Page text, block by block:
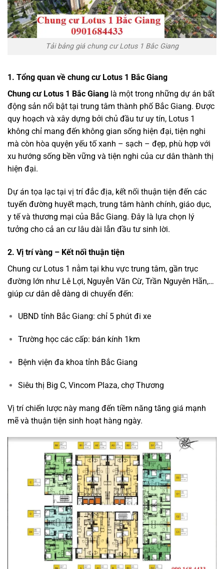
Tải bảng giá chung cư Lotus 1 Bắc Giang
1. Tổng quan về chung cư Lotus 1 Bắc Giang
Chung cư Lotus 1 Bắc Giang là một trong những dự án bất
động sản nổi bật tại trung tâm thành phố Bắc Giang. Được
quy hoạch và xây dựng bởi chủ đầu tư uy tín, Lotus 1
không chỉ mang đến không gian sống hiện đại, tiện nghi
mà còn hòa quyện yếu tố xanh – sạch – đẹp, phù hợp với
xu hướng sống bền vững và tiện nghi của cư dân thành thị
hiện đại.
Dự án tọa lạc tại vị trí đắc địa, kết nối thuận tiện đến các
tuyến đường huyết mạch, trung tâm hành chính, giáo dục,
y tế và thương mại của Bắc Giang. Đây là lựa chọn lý
tưởng cho cả an cư lâu dài lẫn đầu tư sinh lời.
2. Vị trí vàng – Kết nối thuận tiện
Chung cư Lotus 1 nằm tại khu vực trung tâm, gần trục
đường lớn như Lê Lợi, Nguyễn Văn Cừ, Trần Nguyên Hãn,…
giúp cư dân dễ dàng di chuyển đến:
UBND tỉnh Bắc Giang: chỉ 5 phút đi xe
Trường học các cấp: bán kính 1km
Bệnh viện đa khoa tỉnh Bắc Giang
Siêu thị Big C, Vincom Plaza, chợ Thương
Vị trí chiến lược này mang đến tiềm năng tăng giá mạnh
mẽ và thuận tiện sinh hoạt hàng ngày.